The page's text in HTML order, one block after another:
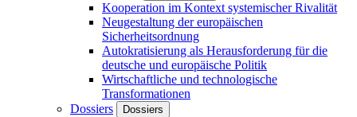
Kooperation im Kontext systemischer Rivalität
Neugestaltung der europäischen
Sicherheitsordnung
Autokratisierung als Herausforderung für die
deutsche und europäische Politik
Wirtschaftliche und technologische
Transformationen
Dossiers
Dossiers